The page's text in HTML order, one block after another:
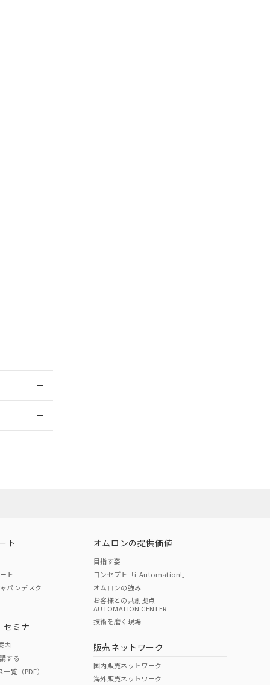
O O
ページへ
ください
はありません。
品に未対応品が
年1月12日よ
ト
ト
パンデスク
セミナ
内
する
覧（PDF）
オムロンの提供価値
目指す姿
コンセプト「i-Automation!」
オムロンの強み
お客様との共創拠点
AUTOMATION CENTER
技術を磨く現場
販売ネットワーク
国内販売ネットワーク
海外販売ネットワーク